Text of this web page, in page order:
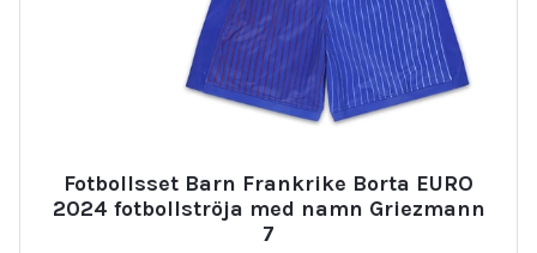
Fotbollsset Barn Frankrike Borta EURO
2024 fotbollströja med namn Griezmann
7